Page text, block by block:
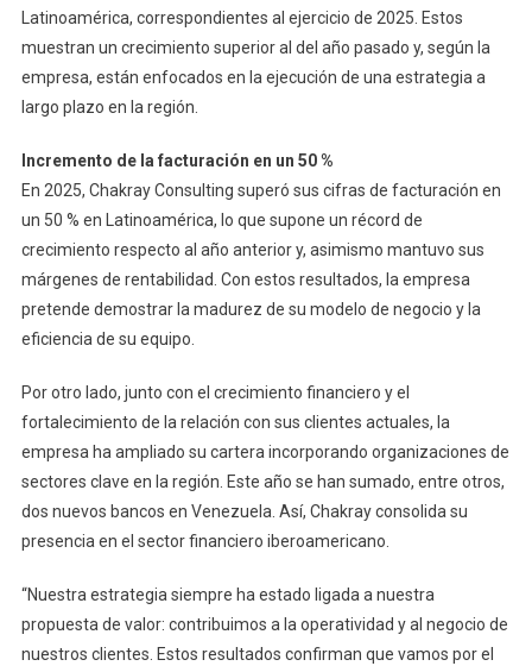
Latinoamérica, correspondientes al ejercicio de 2025. Estos
muestran un crecimiento superior al del año pasado y, según la
empresa, están enfocados en la ejecución de una estrategia a
largo plazo en la región.
Incremento de la facturación en un 50 %
En 2025, Chakray Consulting superó sus cifras de facturación en
un 50 % en Latinoamérica, lo que supone un récord de
crecimiento respecto al año anterior y, asimismo mantuvo sus
márgenes de rentabilidad. Con estos resultados, la empresa
pretende demostrar la madurez de su modelo de negocio y la
eficiencia de su equipo.
Por otro lado, junto con el crecimiento financiero y el
fortalecimiento de la relación con sus clientes actuales, la
empresa ha ampliado su cartera incorporando organizaciones de
sectores clave en la región. Este año se han sumado, entre otros,
dos nuevos bancos en Venezuela. Así, Chakray consolida su
presencia en el sector financiero iberoamericano.
“Nuestra estrategia siempre ha estado ligada a nuestra
propuesta de valor: contribuimos a la operatividad y al negocio de
nuestros clientes. Estos resultados confirman que vamos por el